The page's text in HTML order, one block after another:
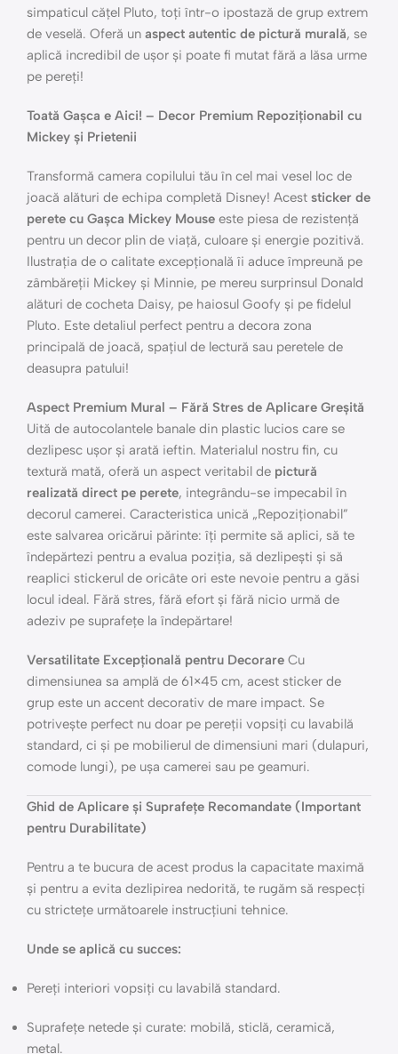
simpaticul cățel Pluto, toți într-o ipostază de grup extrem
de veselă. Oferă un aspect autentic de pictură murală, se
aplică incredibil de ușor și poate fi mutat fără a lăsa urme
pe pereți!
Toată Gașca e Aici! – Decor Premium Repoziționabil cu
Mickey și Prietenii
Transformă camera copilului tău în cel mai vesel loc de
joacă alături de echipa completă Disney! Acest sticker de
perete cu Gașca Mickey Mouse este piesa de rezistență
pentru un decor plin de viață, culoare și energie pozitivă.
Ilustrația de o calitate excepțională îi aduce împreună pe
zâmbăreții Mickey și Minnie, pe mereu surprinsul Donald
alături de cocheta Daisy, pe haiosul Goofy și pe fidelul
Pluto. Este detaliul perfect pentru a decora zona
principală de joacă, spațiul de lectură sau peretele de
deasupra patului!
Aspect Premium Mural – Fără Stres de Aplicare Greșită
Uită de autocolantele banale din plastic lucios care se
dezlipesc ușor și arată ieftin. Materialul nostru fin, cu
textură mată, oferă un aspect veritabil de pictură
realizată direct pe perete, integrându-se impecabil în
decorul camerei. Caracteristica unică „Repoziționabil”
este salvarea oricărui părinte: îți permite să aplici, să te
îndepărtezi pentru a evalua poziția, să dezlipești și să
reaplici stickerul de oricâte ori este nevoie pentru a găsi
locul ideal. Fără stres, fără efort și fără nicio urmă de
adeziv pe suprafețe la îndepărtare!
Versatilitate Excepțională pentru Decorare Cu
dimensiunea sa amplă de 61×45 cm, acest sticker de
grup este un accent decorativ de mare impact. Se
potrivește perfect nu doar pe pereții vopsiți cu lavabilă
standard, ci și pe mobilierul de dimensiuni mari (dulapuri,
comode lungi), pe ușa camerei sau pe geamuri.
Ghid de Aplicare și Suprafețe Recomandate (Important
pentru Durabilitate)
Pentru a te bucura de acest produs la capacitate maximă
și pentru a evita dezlipirea nedorită, te rugăm să respecți
cu strictețe următoarele instrucțiuni tehnice.
Unde se aplică cu succes:
Pereți interiori vopsiți cu lavabilă standard.
Suprafețe netede și curate: mobilă, sticlă, ceramică,
metal.